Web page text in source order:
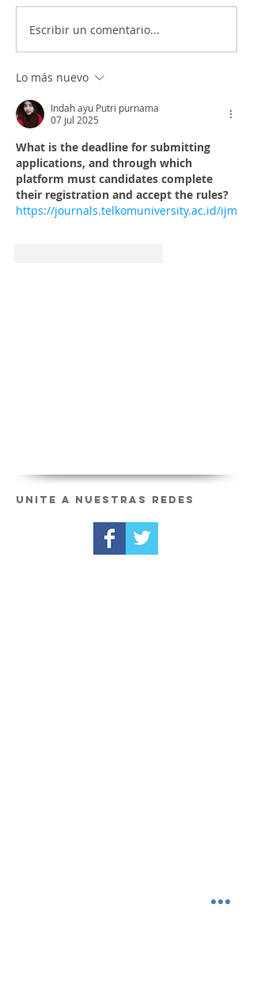
Escribir un comentario...
Lo más nuevo
Indah ayu Putri purnama
07 jul 2025
What is the deadline for submitting
applications, and through which
platform must candidates complete
their registration and accept the rules?
https://journals.telkomuniversity.ac.id/ijm
Unite a nuestras redes